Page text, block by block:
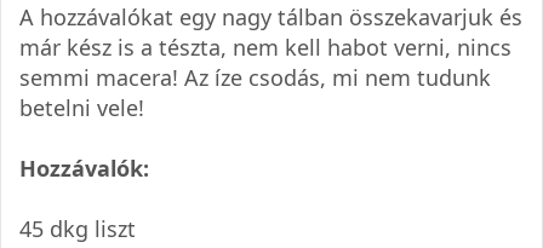
A hozzávalókat egy nagy tálban összekavarjuk és
már kész is a tészta, nem kell habot verni, nincs
semmi macera! Az íze csodás, mi nem tudunk
betelni vele!
Hozzávalók:
45 dkg liszt